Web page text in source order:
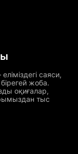
саяси,
жоба.
оқиғалар,
тыс